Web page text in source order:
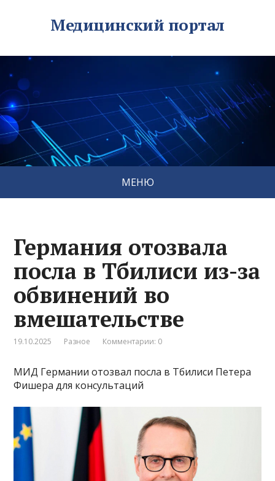
Медицинский портал
МЕНЮ
Германия отозвала
посла в Тбилиси из-за
обвинений во
вмешательстве
19.10.2025 Разное Комментарии: 0
МИД Германии отозвал посла в Тбилиси Петера
Фишера для консультаций